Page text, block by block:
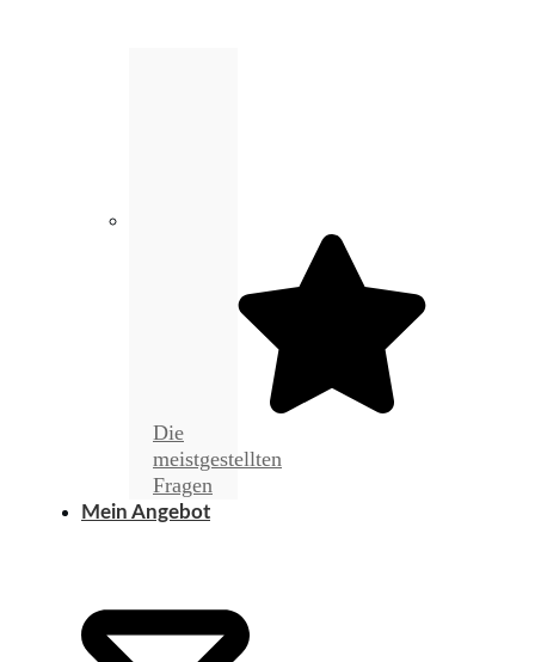
Die
meistgestellten
Fragen
Mein Angebot